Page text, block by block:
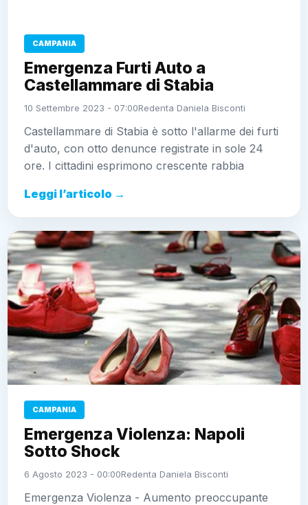
CAMPANIA
Emergenza Furti Auto a
Castellammare di Stabia
10 Settembre 2023 - 07:00Redenta Daniela Bisconti
Castellammare di Stabia è sotto l'allarme dei furti
d'auto, con otto denunce registrate in sole 24
ore. I cittadini esprimono crescente rabbia
Leggi l’articolo →
CAMPANIA
Emergenza Violenza: Napoli
Sotto Shock
6 Agosto 2023 - 00:00Redenta Daniela Bisconti
Emergenza Violenza - Aumento preoccupante